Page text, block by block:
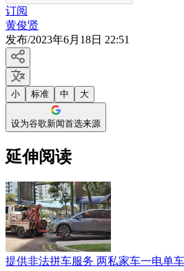
订阅
黄俊贤
发布/2023年6月18日 22:51
小 标准 中 大
设为谷歌新闻首选来源
延伸阅读
提供非法拼车服务 两私家车一电单